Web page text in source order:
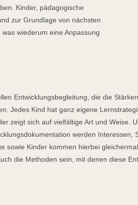
Kinder, pädagogische
zur Grundlage von nächsten
wiederum eine Anpassung
Entwicklungsbegleitung, die die
Jedes Kind hat ganz eigene
zeigt sich auf vielfältige Art und Weise.
werden Interessen,
sowie Kinder kommen hierbei
die Methoden sein, mit denen diese